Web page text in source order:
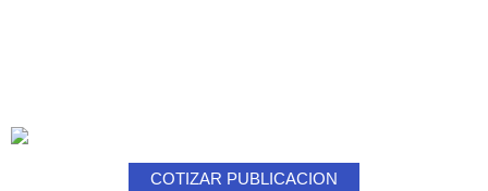
COTIZAR PUBLICACION